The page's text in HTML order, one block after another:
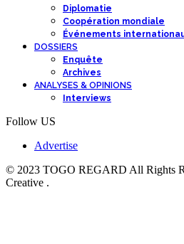
Diplomatie
Coopération mondiale
Événements
DOSSIERS
Enquête
Archives
ANALYSES & OPINIONS
Interviews
Follow US
Advertise
© 2023 TOGO REGARD All Rights
Creative .